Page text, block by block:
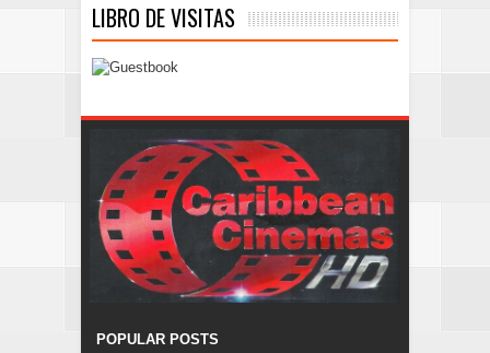
LIBRO DE VISITAS
POPULAR POSTS